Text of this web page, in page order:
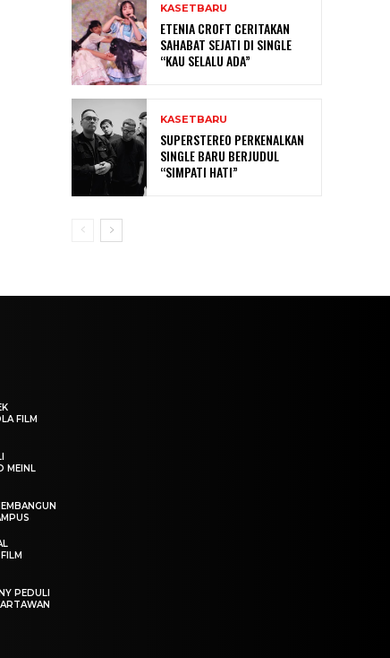
KASETBARU
ETENIA CROFT CERITAKAN
SAHABAT SEJATI DI SINGLE
“KAU SELALU ADA”
KASETBARU
SUPERSTEREO PERKENALKAN
SINGLE BARU BERJUDUL
“SIMPATI HATI”
FILM
MEINL
PEDULI